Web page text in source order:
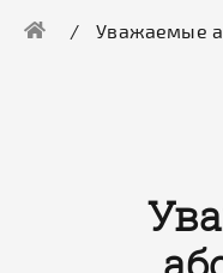
Уважаемые